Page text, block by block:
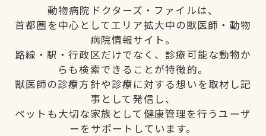
動物病院ドクターズ・ファイルは、
首都圏を中心としてエリア拡大中の獣医師・動物
病院情報サイト。
路線・駅・行政区だけでなく、診療可能な動物か
らも検索できることが特徴的。
獣医師の診療方針や診療に対する想いを取材し記
事として発信し、
ペットも大切な家族として健康管理を行うユーザ
ーをサポートしています。